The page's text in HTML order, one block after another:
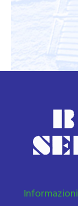
Informazioni